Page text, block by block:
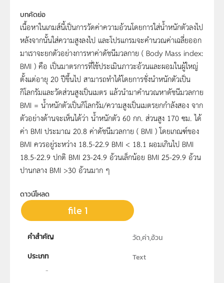
บทคัดย่อ
เนื้อหาในเกมส์นี้เป็นการวัดค่าความอ้วนโดยการใส่น้ำหนักตัวลงไป
หลังจากนั้นใส่ความสูงลงไป และโปรแกรมจะคำนวณค่าเฉลี่ยออก
มาเราจะยกตัวอย่างการหาค่าดัชนีมวลกาย ( Body Mass index:
BMI ) คือ เป็นมาตรการที่ใช้ประเมินภาวะอ้วนและผอมในผู้ใหญ่
ตั้งแต่อายุ 20 ปีขึ้นไป สามารถทำได้โดยการชั่งนำหนักตัวเป็น
กิโลกรัมและวัดส่วนสูงเป็นเมตร แล้วนำมาคำนวณหาดัชนีมวลกาย
BMI = น้ำหนักตัวเป็นกิโลกรัม/ความสูงเป็นเมตรยกกำลังสอง จาก
ตัวอย่างด้านจะเห็นได้ว่า น้ำหนักตัว 60 กก. ส่วนสูง 170 ซม. ได้
ค่า BMI ประมาณ 20.8 ค่าดัชนีมวลกาย ( BMI ) โดยเกณฑ์ของ
BMI ควรอยู่ระหว่าง 18.5-22.9 BMI < 18.1 ผอมเกินไป BMI
18.5-22.9 ปกติ BMI 23-24.9 อ้วนเล็กน้อย BMI 25-29.9 อ้วน
ปานกลาง BMI >30 อ้วนมาก ๆ
ดาวน์โหลด
file 1
คำสำคัญ
วัด,ค่า,อ้วน
ประเภท
Text